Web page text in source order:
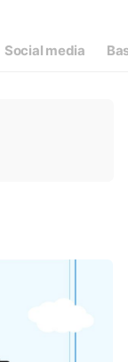
Social media